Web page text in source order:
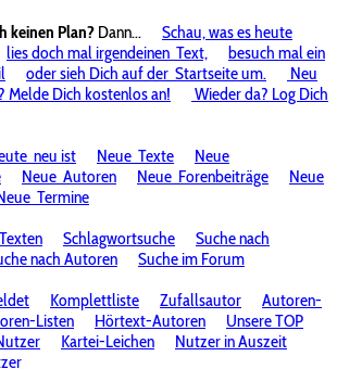
keinen Plan? Dann...
Schau, was es heute
lies doch mal irgendeinen Text,
besuch mal ein
oder sieh Dich auf der Startseite um.
Neu
Melde Dich kostenlos an!
Wieder da? Log Dich
neu ist Neue Texte
Neue
Neue Autoren Neue Forenbeiträge
Neue
Termine
Schlagwortsuche
Suche nach
nach Autoren
Suche im Forum
Komplettliste Zufallsautor
Autoren-
Listen Hörtext-Autoren
Unsere TOP
Kartei-Leichen
Nutzer in Auszeit